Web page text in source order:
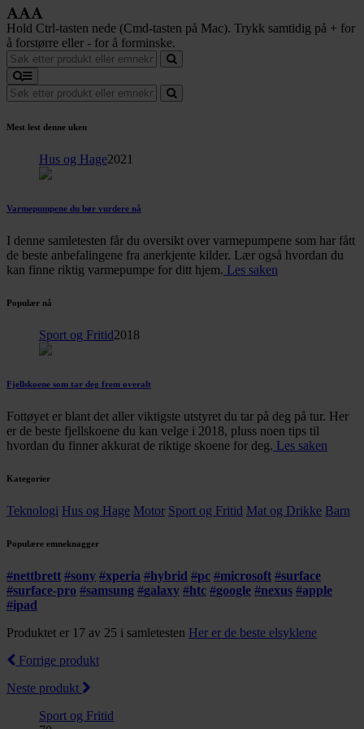
Hold Ctrl-tasten nede (Cmd-tasten på Mac). Trykk samtidig på + for
å forstørre eller - for å forminske.
Mest lest denne uken
Hus og Hage2021
Varmepumpene du bør vurdere nå
I denne samletesten får du oversikt over varmepumpene som har fått
de beste anbefalingene fra anerkjente kilder. Lær også hvordan du
kan finne riktig varmepumpe for ditt hjem. Les saken
Populær nå
Sport og Fritid2018
Fjellskoene som tar deg frem overalt
Fottøyet er blant det aller viktigste utstyret du tar på deg på tur. Her
er de beste fjellskoene du kan velge i 2018, pluss noen tips til
hvordan du finner akkurat de riktige skoene for deg. Les saken
Kategorier
Teknologi Hus og Hage Motor Sport og Fritid Mat og Drikke Barn
Populære emneknagger
#nettbrett #sony #xperia #hybrid #pc #microsoft #surface
#surface-pro #samsung #galaxy #htc #google #nexus #apple
#ipad
Produktet er 17 av 25 i samletesten Her er de beste elsyklene
Forrige produkt
Neste produkt
Sport og Fritid